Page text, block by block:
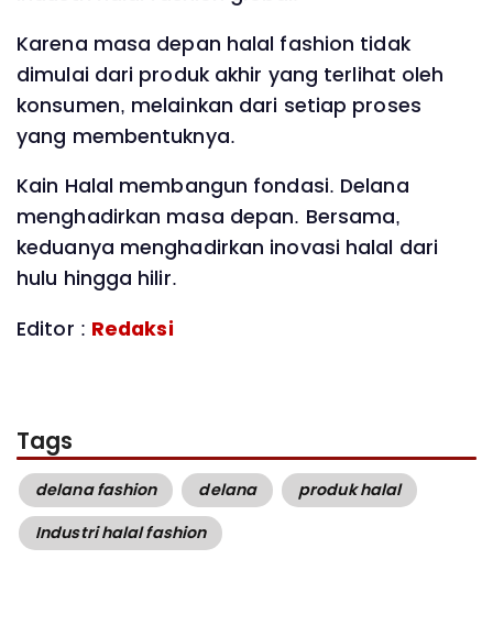
Karena masa depan halal fashion tidak
dimulai dari produk akhir yang terlihat oleh
konsumen, melainkan dari setiap proses
yang membentuknya.
Kain Halal membangun fondasi. Delana
menghadirkan masa depan. Bersama,
keduanya menghadirkan inovasi halal dari
hulu hingga hilir.
Editor : Redaksi
Tags
delana fashion delana
produk halal
Industri halal fashion